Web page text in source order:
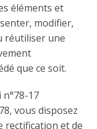
éléments et
modifier,
réutiliser une
que ce soit.
n°78-17
vous disposez
rectification et de